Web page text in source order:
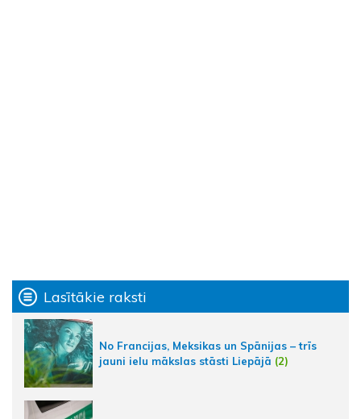
Lasītākie raksti
No Francijas, Meksikas un Spānijas – trīs
jauni ielu mākslas stāsti Liepājā (2)